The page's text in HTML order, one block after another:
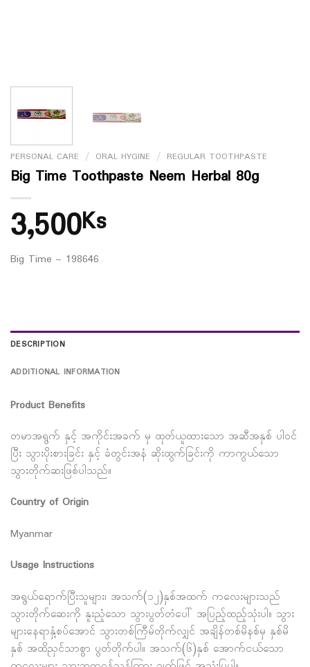
PERSONAL CARE / ORAL HYGINE / REGULAR TOOTHPASTE
Big Time Toothpaste Neem Herbal 80g
3,500Ks
Big Time – 198646
DESCRIPTION
ADDITIONAL INFORMATION
Product Benefits
တမာအရွက် နှင့် အကိုင်းအခက် မှ ထုတ်ယူထားသော အဆီအနှစ် ပါ၀င်
ပြီး သွားပိုးစားခြင်း နှင့် ခံတွင်းအနံ ဆိုးထွက်ခြင်းကို ကာကွယ်သော
သွားတိုက်ဆးဖြစ်ပါသည်။
Country of Origin
Myanmar
Usage Instructions
အရွယ်ရောက်ပြီးသူများ၊ အသက်(၁၂)နှစ်အထက် ကလေးများသည်
သွားတိုက်ဆေးကို နူးညံ့သော သွားပွတ်တံပေါ် အပြည့်ထည့်သုံးပါ။ သွား
များနေရာနှံ့စပ်အောင် သွားတစ်ကြီမ်တိုက်လျှင် အချိန်တစ်မိနစ်မှ နှစ်မိ
နှစ် အထိညှင်သာစွာ ပွတ်တိုက်ပါ။ အသက်(၆)နှစ် အောက်ငယ်သော